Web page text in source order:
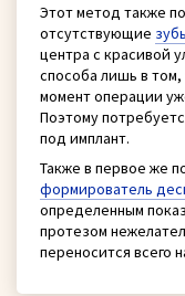
Этот метод также
отсутствующие
центра с красивой
способа лишь в том,
момент операции
Поэтому
под имплант.
Также в первое же
формирователь
определенным
протезом
переносится всего